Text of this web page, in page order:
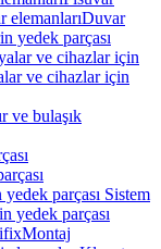
elemanlarıDuvar
yedek parçası
ve cihazlar için
ve cihazlar için
ve bulaşık
parçası Sistem
yedek parçası
Montaj